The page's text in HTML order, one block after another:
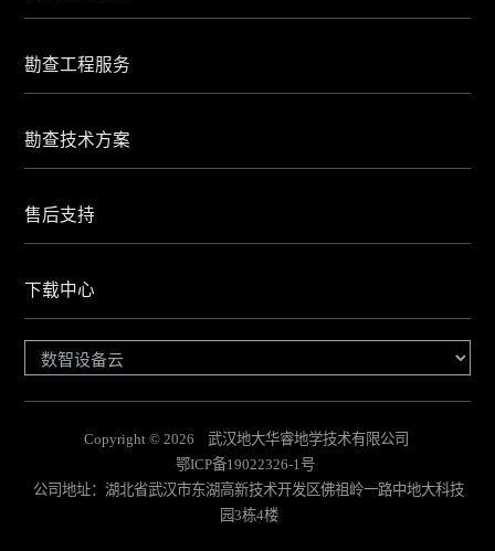
勘查工程服务
勘查技术方案
售后支持
下载中心
Copyright © 2026 武汉地大华睿地学技术有限公司
鄂ICP备19022326-1号
公司地址：湖北省武汉市东湖高新技术开发区佛祖岭一路中地大科技
园3栋4楼